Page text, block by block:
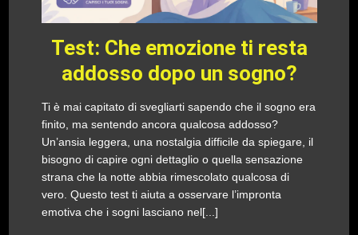
Test: Che emozione ti resta
addosso dopo un sogno?
Ti è mai capitato di svegliarti sapendo che il sogno era
finito, ma sentendo ancora qualcosa addosso?
Un’ansia leggera, una nostalgia difficile da spiegare, il
bisogno di capire ogni dettaglio o quella sensazione
strana che la notte abbia rimescolato qualcosa di
vero. Questo test ti aiuta a osservare l’impronta
emotiva che i sogni lasciano nel[...]